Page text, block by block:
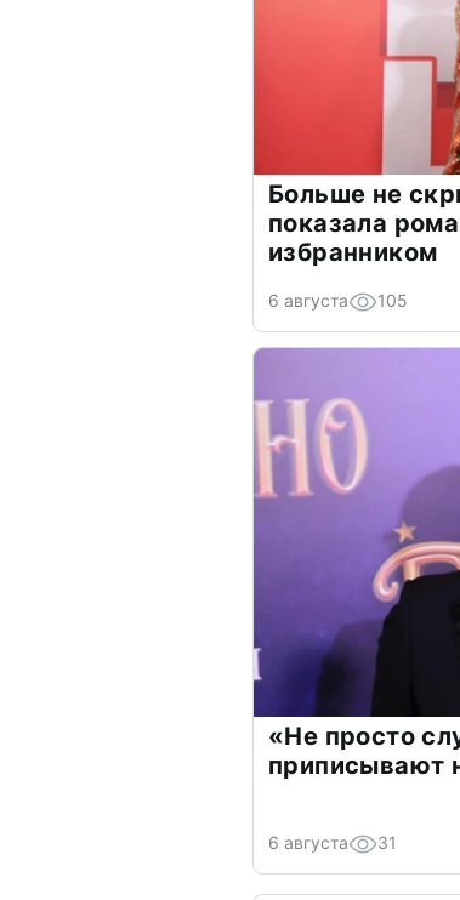
Больше не
показала
избранником
6 августа 105
«Не просто
приписывают
6 августа 31